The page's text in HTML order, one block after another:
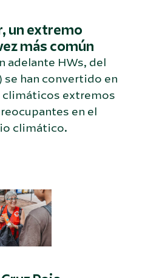
un extremo
más común
adelante HWs, del
se han convertido en
climáticos extremos
en el
climático.